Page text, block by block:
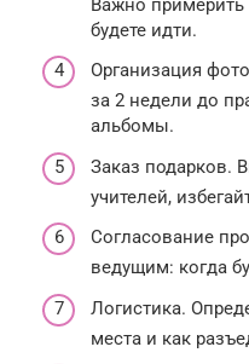
Важно примерить
будете идти.
Организация
за 2 недели до
альбомы.
Заказ подарков.
учителей,
Согласование
ведущим: когда
Логистика.
места и как